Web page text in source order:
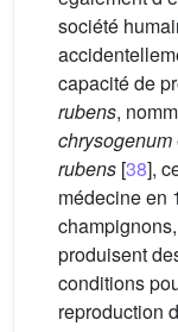
société
capacité de
rubens,
chrysogenum
rubens [38],
médecine en
produisent
conditions
reproduction